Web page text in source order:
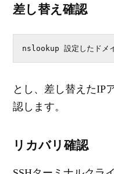
差し替え確認
とし、差し替えたIP
認します。
リカバリ確認